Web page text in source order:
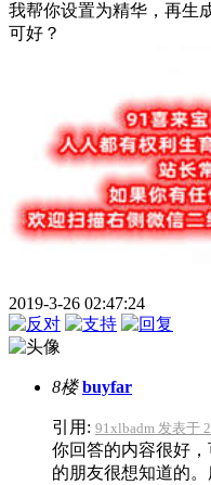
我帮你设置为精华，再生
可好？
2019-3-26 02:47:24
8楼 buyfar
引用: 91xlbadm 发表于
你回答的内容很好
的朋友很想知道的